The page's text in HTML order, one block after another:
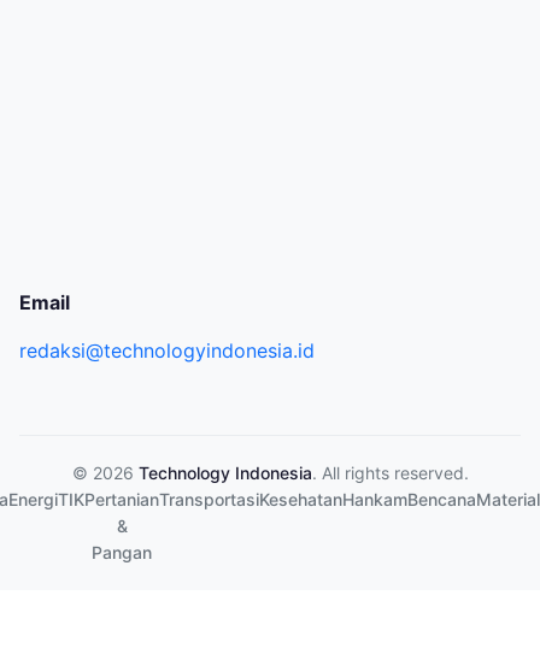
Email
redaksi@technologyindonesia.id
© 2026 Technology Indonesia. All rights reserved.
EnergiTIKPertanian
&
Pangan
TransportasiKesehatanHankamBencanaMaterial